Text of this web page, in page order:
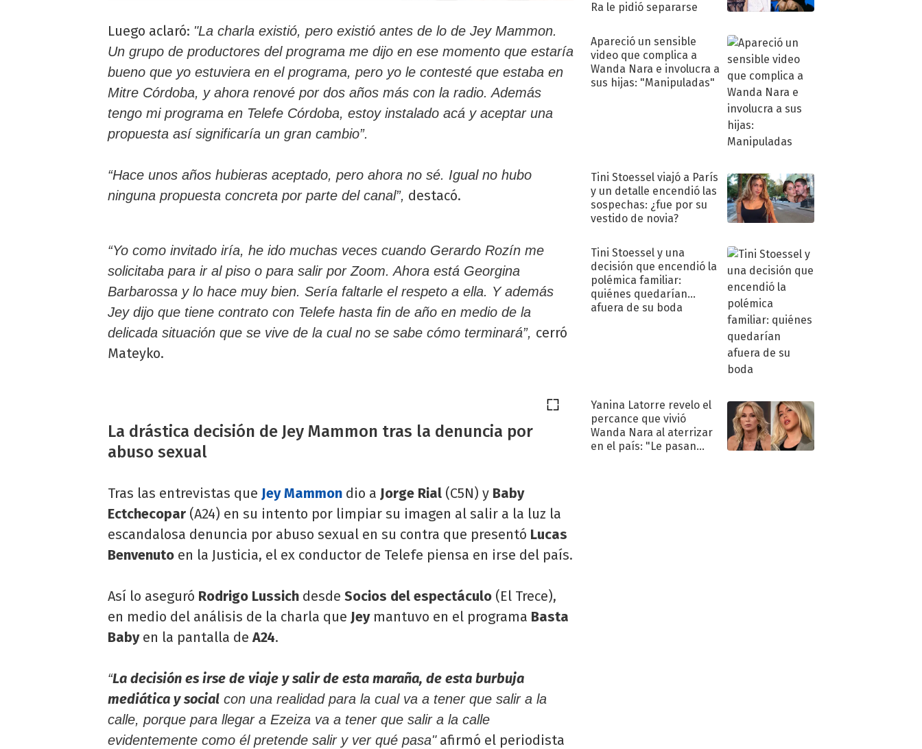
Luego aclaró: "La charla existió, pero existió antes de lo de Jey Mammon.
Un grupo de productores del programa me dijo en ese momento que estaría
bueno que yo estuviera en el programa, pero yo le contesté que estaba en
Mitre Córdoba, y ahora renové por dos años más con la radio. Además
tengo mi programa en Telefe Córdoba, estoy instalado acá y aceptar una
propuesta así significaría un gran cambio”.
“Hace unos años hubieras aceptado, pero ahora no sé. Igual no hubo
ninguna propuesta concreta por parte del canal”, destacó.
“Yo como invitado iría, he ido muchas veces cuando Gerardo Rozín me
solicitaba para ir al piso o para salir por Zoom. Ahora está Georgina
Barbarossa y lo hace muy bien. Sería faltarle el respeto a ella. Y además
Jey dijo que tiene contrato con Telefe hasta fin de año en medio de la
delicada situación que se vive de la cual no se sabe cómo terminará”, cerró
Mateyko.
La drástica decisión de Jey Mammon tras la denuncia por
abuso sexual
Tras las entrevistas que Jey Mammon dio a Jorge Rial (C5N) y Baby
Ectchecopar (A24) en su intento por limpiar su imagen al salir a la luz la
escandalosa denuncia por abuso sexual en su contra que presentó Lucas
Benvenuto en la Justicia, el ex conductor de Telefe piensa en irse del país.
Así lo aseguró Rodrigo Lussich desde Socios del espectáculo (El Trece),
en medio del análisis de la charla que Jeymantuvo en el programa Basta
Babyen la pantalla deA24.
“La decisión es irse de viaje y salir de esta maraña, de esta burbuja
mediática y social con una realidad para la cual va a tener que salir a la
calle, porque para llegar a Ezeiza va a tener que salir a la calle
evidentemente como él pretende salir y ver qué pasa"afirmó el periodista
Ra le pidió separarse
Apareció un sensible
video que complica a
Wanda Nara e involucra a
sus hijas: "Manipuladas"
Tini Stoessel viajó a París
y un detalle encendió las
sospechas: ¿fue por su
vestido de novia?
Tini Stoessel y una
decisión que encendió la
polémica familiar:
quiénes quedarían
afuera de su boda
Yanina Latorre revelo el
percance que vivió
Wanda Nara al aterrizar
en el país: "Le pasan